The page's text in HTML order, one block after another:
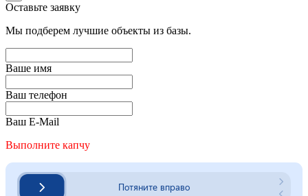
Оставьте заявку
Мы подберем лучшие объекты из базы.
Ваше имя
Ваш телефон
Ваш E-Mail
Выполните капчу